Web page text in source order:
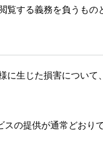
する義務を負うもの
生じた損害について
の提供が通常どおり